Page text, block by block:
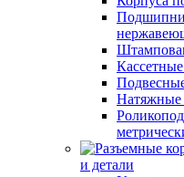
Натяжные
и детали